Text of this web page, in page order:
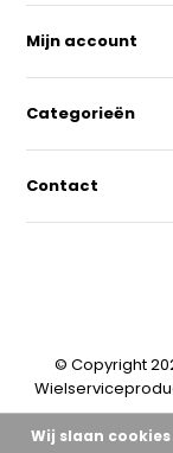
Mijn account
Categorieën
Contact
© Copyright
Wij slaan